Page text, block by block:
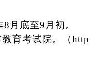
月底至9月初。
育考试院。（http